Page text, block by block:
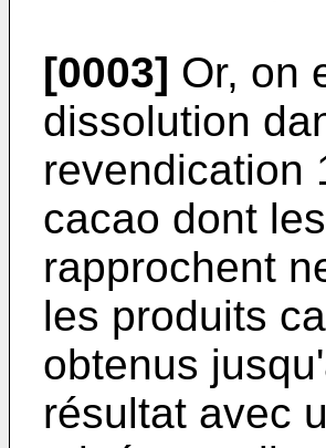
[0003] Or, on
dissolution
revendication
cacao dont
rapprochent
les produits
obtenus
résultat avec